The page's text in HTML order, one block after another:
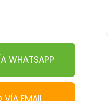
WHATSAPP